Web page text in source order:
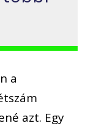
a
azt. Egy